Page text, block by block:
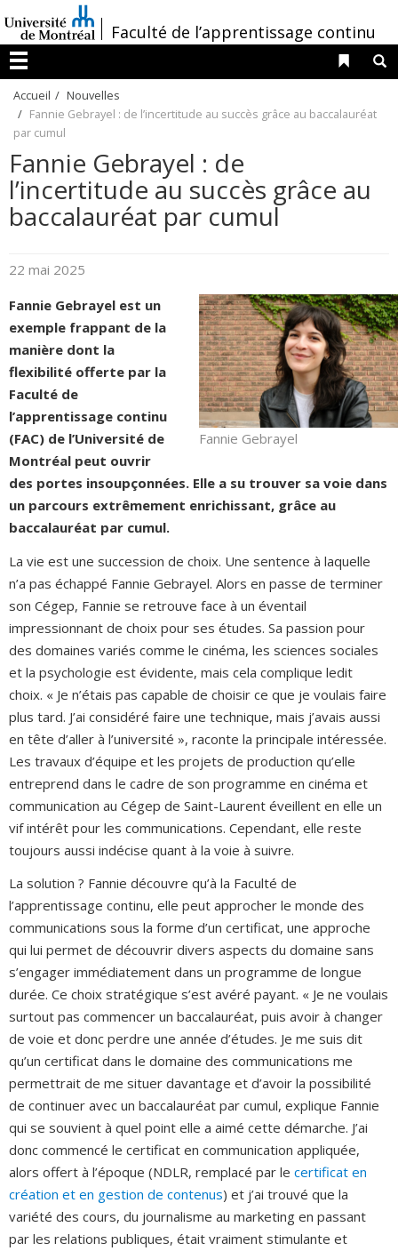
au
contenu
/Faculté de l’apprentissage continu
Menu
Liens
Accueil
Nouvelles
Fannie Gebrayel : de l’incertitude au succès grâce au baccalauréat
par cumul
Fannie Gebrayel : de
l’incertitude au succès grâce au
baccalauréat par cumul
22 mai 2025
Fannie Gebrayel
Fannie Gebrayel est un
exemple frappant de la
manière dont la
flexibilité offerte par la
Faculté de
l’apprentissage continu
(FAC) de l’Université de
Montréal peut ouvrir
des portes insoupçonnées. Elle a su trouver sa voie dans
un parcours extrêmement enrichissant, grâce au
baccalauréat par cumul.
La vie est une succession de choix. Une sentence à laquelle
n’a pas échappé Fannie Gebrayel. Alors en passe de terminer
son Cégep, Fannie se retrouve face à un éventail
impressionnant de choix pour ses études. Sa passion pour
des domaines variés comme le cinéma, les sciences sociales
et la psychologie est évidente, mais cela complique ledit
choix. « Je n’étais pas capable de choisir ce que je voulais faire
plus tard. J’ai considéré faire une technique, mais j’avais aussi
en tête d’aller à l’université », raconte la principale intéressée.
Les travaux d’équipe et les projets de production qu’elle
entreprend dans le cadre de son programme en cinéma et
communication au Cégep de Saint-Laurent éveillent en elle un
vif intérêt pour les communications. Cependant, elle reste
toujours aussi indécise quant à la voie à suivre.
La solution ? Fannie découvre qu’à la Faculté de
l’apprentissage continu, elle peut approcher le monde des
communications sous la forme d’un certificat, une approche
qui lui permet de découvrir divers aspects du domaine sans
s’engager immédiatement dans un programme de longue
durée. Ce choix stratégique s’est avéré payant. « Je ne voulais
surtout pas commencer un baccalauréat, puis avoir à changer
de voie et donc perdre une année d’études. Je me suis dit
qu’un certificat dans le domaine des communications me
permettrait de me situer davantage et d’avoir la possibilité
de continuer avec un baccalauréat par cumul, explique Fannie
qui se souvient à quel point elle a aimé cette démarche. J’ai
donc commencé le certificat en communication appliquée,
alors offert à l’époque (NDLR, remplacé par le certificat en
création et en gestion de contenus) et j’ai trouvé que la
variété des cours, du journalisme au marketing en passant
par les relations publiques, était vraiment stimulante et